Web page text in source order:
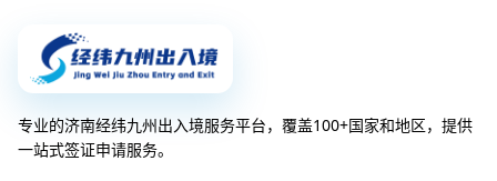
专业的济南经纬九州出入境服务平台，覆盖100+国家和地区，提供
一站式签证申请服务。